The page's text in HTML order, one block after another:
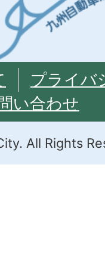
プライバ
い合わせ
All Rights